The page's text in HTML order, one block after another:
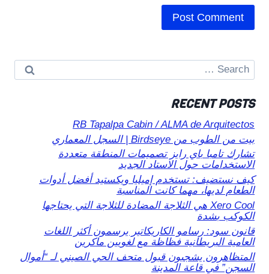
Search
for:
RECENT POSTS
RB Tapalpa Cabin / ALMA de Arquitectos
بيت من الطوب من Birdseye | السجل المعماري
تشارك تامبا باي رايز تصميمات المنطقة متعددة
الاستخدامات حول الاستاد الجديد
كيف نستضيف: تستخدم إميليا ويكستيد أفضل أدوات
الطعام لديها، مهما كانت المناسبة
Xero Cool هي الثلاجة المضادة للثلاجة التي يحتاجها
الكوكب بشدة
قانون سود: رسامو الكاريكاتير يرسمون أكثر اللغات
العامية البريطانية فظاظة مع لغويين ماكرين
المتظاهرون يشجبون قبول متحف الحي الصيني لـ “أموال
السجن” في قاعة المدينة